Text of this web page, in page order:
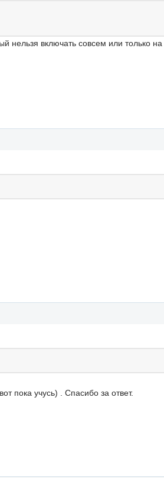
нельзя включать совсем или только на
пока учусь) . Спасибо за ответ.